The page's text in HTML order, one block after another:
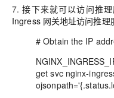
7.接下来就可以访问推
Ingress 网关地址访问推理
# Obtain the IP
get svc nginx-